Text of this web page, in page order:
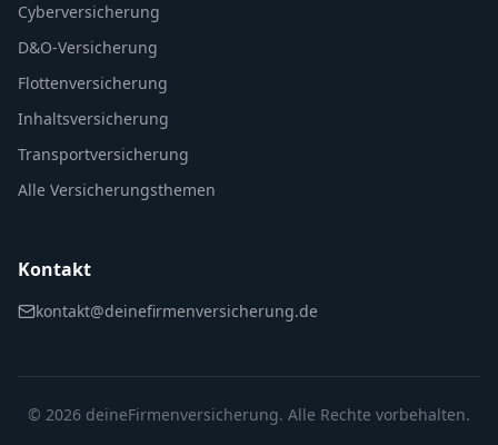
Cyberversicherung
D&O-Versicherung
Flottenversicherung
Inhaltsversicherung
Transportversicherung
Alle Versicherungsthemen
Kontakt
kontakt@deinefirmenversicherung.de
© 2026 deineFirmenversicherung. Alle Rechte vorbehalten.